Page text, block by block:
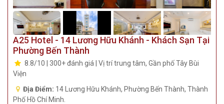
A25 Hotel - 14 Lương Hữu Khánh - Khách Sạn Tại
Phường Bến Thành
8.8/10 | 300+ đánh giá | Vị trí trung tâm, Gần phố Tây Bùi
Viện
Địa Điểm: 14 Lương Hữu Khánh, Phường Bến Thành, Thành
Phố Hồ Chí Minh.